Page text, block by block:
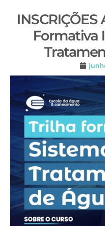
INSCRIÇÕES
Formativa